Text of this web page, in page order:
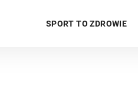
SPORT TO ZDROWIE